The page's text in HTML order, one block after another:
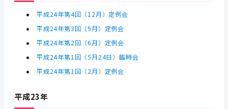
平成24年第4回（12月）定例会
平成24年第3回（9月）定例会
平成24年第2回（6月）定例会
平成24年第1回（5月24日）臨時会
平成24年第1回（2月）定例会
平成23年